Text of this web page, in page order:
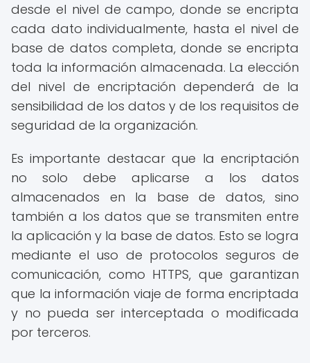
desde el nivel de campo, donde se encripta
cada dato individualmente, hasta el nivel de
base de datos completa, donde se encripta
toda la información almacenada. La elección
del nivel de encriptación dependerá de la
sensibilidad de los datos y de los requisitos de
seguridad de la organización.
Es importante destacar que la encriptación
no solo debe aplicarse a los datos
almacenados en la base de datos, sino
también a los datos que se transmiten entre
la aplicación y la base de datos. Esto se logra
mediante el uso de protocolos seguros de
comunicación, como HTTPS, que garantizan
que la información viaje de forma encriptada
y no pueda ser interceptada o modificada
por terceros.